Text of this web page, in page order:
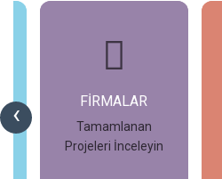
‹ FİRMALAR
Tamamlanan
Projeleri İnceleyin